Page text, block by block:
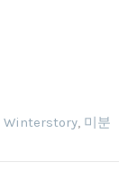
Winterstory, 미분